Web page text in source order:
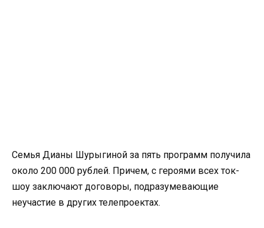
Семья Дианы Шурыгиной за пять программ получила
около 200 000 рублей. Причем, с героями всех ток-
шоу заключают договоры, подразумевающие
неучастие в других телепроектах.